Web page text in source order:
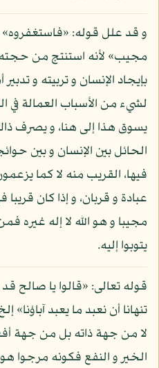
و قد علل قوله: «فاستغفروه»
مجيب» لأنه استنتج من حجته
بإيجاد الإنسان و تربيته و
لشيء من الأسباب العمالة في
يسوق هذا إلى هنا، و يصرف
الحائل بين الإنسان و بين
فيها، القريب منه لا كما
عبادة و قربان، و إذا كان
مجيبا و هو الله لا إله غيره
يتوبوا إليه.
قوله تعالى: «قالوا يا صالح
تنهانا أن نعبد ما يعبد آباؤنا»
لا من جهة ذاته بل من جهة
الخير و النفع فكونه مرجوا